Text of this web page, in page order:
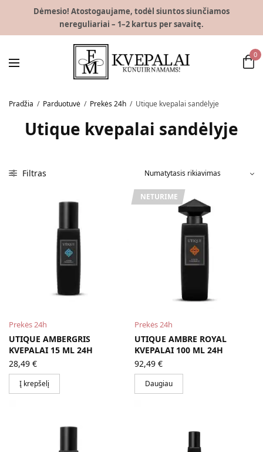
Dėmesio! Atostogaujame, todėl siuntos siunčiamos
nereguliariai – 1–2 kartus per savaitę.
0
Pradžia / Parduotuvė / Prekės 24h / Utique kvepalai sandėlyje
Utique kvepalai sandėlyje
Filtras
Prekės 24h
UTIQUE AMBERGRIS
KVEPALAI 15 ML 24H
28,49 €
Į krepšelį
NETURIME
Prekės 24h
UTIQUE AMBRE ROYAL
KVEPALAI 100 ML 24H
92,49 €
Daugiau